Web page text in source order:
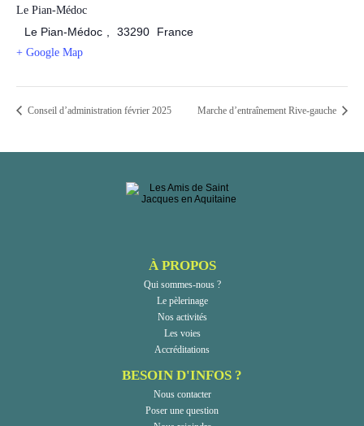
Le Pian-Médoc
Le Pian-Médoc 33290 France
+ Google Map
Conseil d’administration février 2025 Marche d’entraînement Rive-gauche
À PROPOS
Qui sommes-nous ?
Le pèlerinage
Nos activités
Les voies
Accréditations
BESOIN D'INFOS ?
Nous contacter
Poser une question